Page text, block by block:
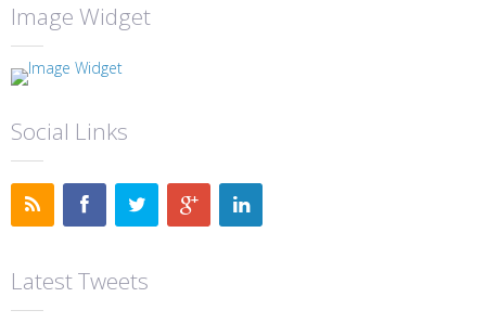
Image Widget
Social Links
Latest Tweets